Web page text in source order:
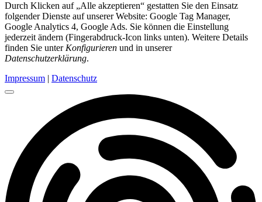
Durch Klicken auf „Alle akzeptieren“ gestatten Sie den Einsatz
folgender Dienste auf unserer Website: Google Tag Manager,
Google Analytics 4, Google Ads. Sie können die Einstellung
jederzeit ändern (Fingerabdruck-Icon links unten). Weitere Details
finden Sie unter Konfigurieren und in unserer
Datenschutzerklärung.
Impressum | Datenschutz